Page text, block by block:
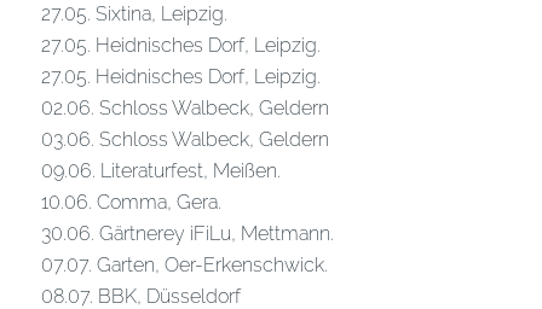
27.05. Sixtina, Leipzig.
27.05. Heidnisches Dorf, Leipzig.
27.05. Heidnisches Dorf, Leipzig.
02.06. Schloss Walbeck, Geldern
03.06. Schloss Walbeck, Geldern
09.06. Literaturfest, Meißen.
10.06. Comma, Gera.
30.06. Gärtnerey iFiLu, Mettmann.
07.07. Garten, Oer-Erkenschwick.
08.07. BBK, Düsseldorf